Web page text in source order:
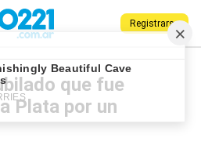
Registrarse
La Plata
que fue
Plata por un